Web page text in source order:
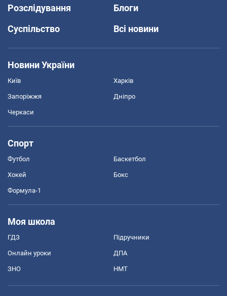
Розслідування
Блоги
Суспільство
Всі новини
Новини України
Київ Харків
Запоріжжя Дніпро
Черкаси
Спорт
Футбол Баскетбол
Хокей Бокс
Формула-1
Моя школа
ГДЗ Підручники
Онлайн уроки ДПА
ЗНО НМТ